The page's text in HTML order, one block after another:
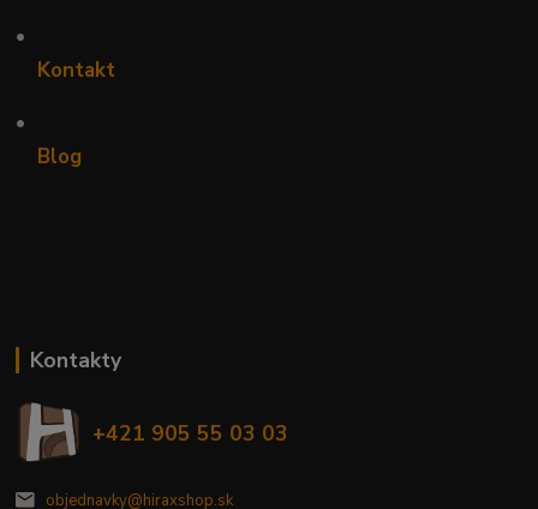
•
Kontakt
•
Blog
Kontakty
+421 905 55 03 03
objednavky@hiraxshop.sk